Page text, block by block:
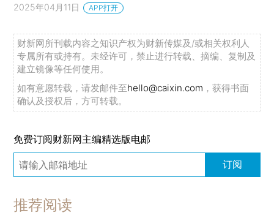
2025年04月11日 APP打开
财新网所刊载内容之知识产权为财新传媒及/或相关权利人
专属所有或持有。未经许可，禁止进行转载、摘编、复制及
建立镜像等任何使用。
如有意愿转载，请发邮件至hello@caixin.com ，获得书面
确认及授权后，方可转载。
免费订阅财新网主编精选版电邮
订阅
推荐阅读